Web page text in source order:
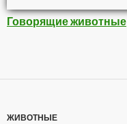
Говорящие животные
ЖИВОТНЫЕ